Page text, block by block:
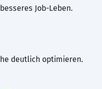
Job-Leben.
deutlich optimieren.